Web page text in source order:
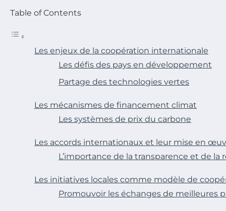
Table of Contents
Les enjeux de la coopération internationale
Les défis des pays en développement
Partage des technologies vertes
Les mécanismes de financement climat
Les systèmes de prix du carbone
Les accords internationaux et leur mise en
L’importance de la transparence et de la
Les initiatives locales comme modèle de
Promouvoir les échanges de meilleures